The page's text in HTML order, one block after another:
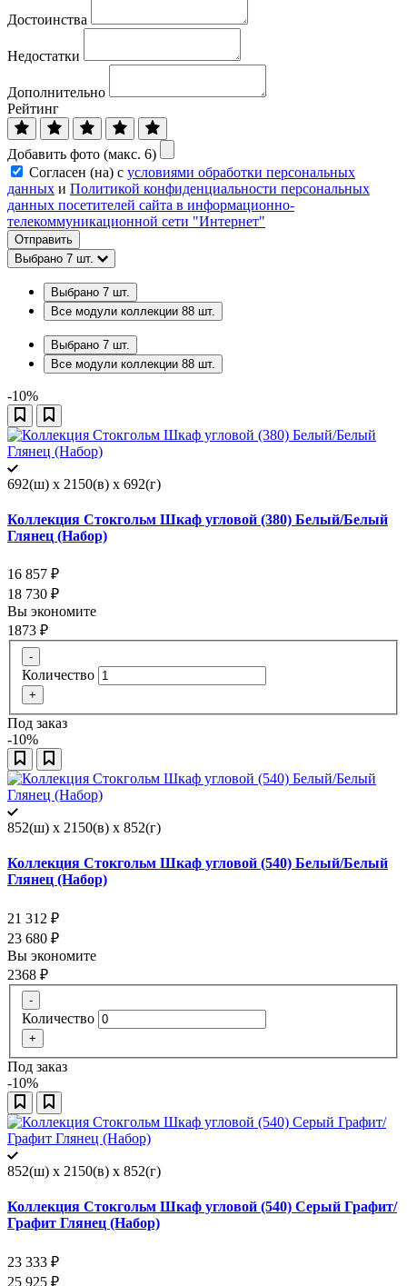
Достоинства
Недостатки
Дополнительно
Рейтинг
Добавить фото (макс. 6)
Согласен (на) с условиями обработки персональных
данных и Политикой конфиденциальности персональных
данных посетителей сайта в информационно-
телекоммуникационной сети "Интернет"
Отправить
Выбрано 7 шт.
Выбрано 7 шт.
Все модули коллекции 88 шт.
Выбрано 7 шт.
Все модули коллекции 88 шт.
-10%
692(ш) x 2150(в) x 692(г)
Коллекция Стокгольм Шкаф угловой (380) Белый/Белый
Глянец (Набор)
16 857 ₽
18 730 ₽
Вы экономите
1873 ₽
-
Количество
+
Под заказ
-10%
852(ш) x 2150(в) x 852(г)
Коллекция Стокгольм Шкаф угловой (540) Белый/Белый
Глянец (Набор)
21 312 ₽
23 680 ₽
Вы экономите
2368 ₽
-
Количество
+
Под заказ
-10%
852(ш) x 2150(в) x 852(г)
Коллекция Стокгольм Шкаф угловой (540) Серый Графит/
Графит Глянец (Набор)
23 333 ₽
25 925 ₽